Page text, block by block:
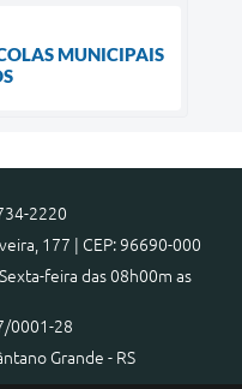
MUNICIPAIS
2220
177 | CEP: 96690-000
feira das 08h00m as
0001-28
Grande - RS